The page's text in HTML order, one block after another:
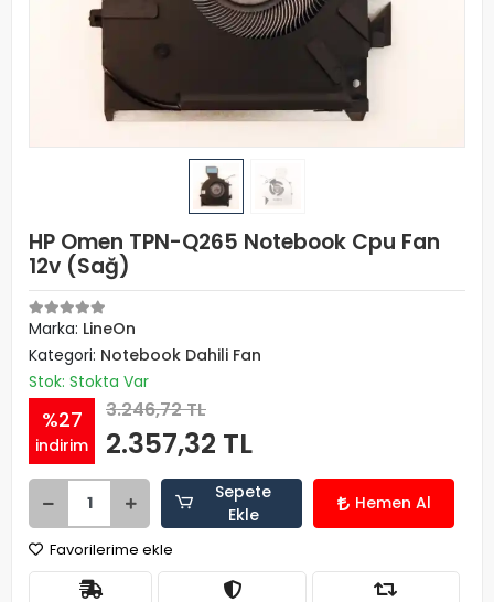
HP Omen TPN-Q265 Notebook Cpu Fan
12v (Sağ)
Marka: LineOn
Kategori: Notebook Dahili Fan
Stok: Stokta Var
%27
indirim
3.246,72 TL
2.357,32 TL
Sepete
Ekle
Hemen Al
Favorilerime ekle